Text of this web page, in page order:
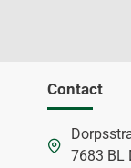
Contact
7683 BL